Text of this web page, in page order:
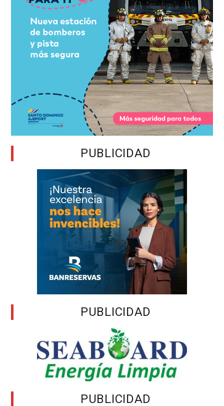
PUBLICIDAD
PUBLICIDAD
PUBLICIDAD